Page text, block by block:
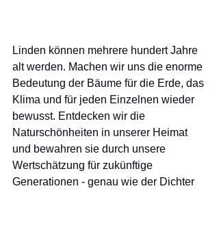
Linden können mehrere hundert Jahre
alt werden. Machen wir uns die enorme
Bedeutung der Bäume für die Erde, das
Klima und für jeden Einzelnen wieder
bewusst. Entdecken wir die
Naturschönheiten in unserer Heimat
und bewahren sie durch unsere
Wertschätzung für zukünftige
Generationen - genau wie der Dichter